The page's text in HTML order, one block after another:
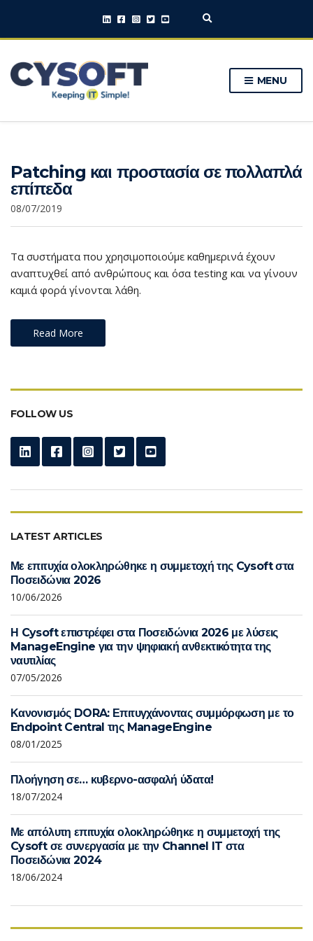
E
p
a
f
o
MENU
Patching και προστασία σε πολλαπλά
επίπεδα
08/07/2019
Τα συστήματα που χρησιμοποιούμε καθημερινά έχουν
αναπτυχθεί από ανθρώπους και όσα testing και να γίνουν
καμιά φορά γίνονται λάθη.
Read More
FOLLOW US
LATEST ARTICLES
Με επιτυχία ολοκληρώθηκε η συμμετοχή της Cysoft στα
Ποσειδώνια 2026
10/06/2026
Η Cysoft επιστρέφει στα Ποσειδώνια 2026 με λύσεις
ManageEngine για την ψηφιακή ανθεκτικότητα της
ναυτιλίας
07/05/2026
Κανονισμός DORA: Επιτυγχάνοντας συμμόρφωση με το
Endpoint Central της ManageEngine
08/01/2025
Πλοήγηση σε… κυβερνο-ασφαλή ύδατα!
18/07/2024
Με απόλυτη επιτυχία ολοκληρώθηκε η συμμετοχή της
Cysoft σε συνεργασία με την Channel IT στα
Ποσειδώνια 2024
18/06/2024